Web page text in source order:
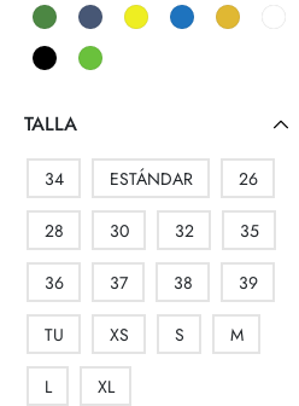
TALLA
34 ESTÁNDAR 26
28 30 32 35
36 37 38 39
TU XS S M
L XL